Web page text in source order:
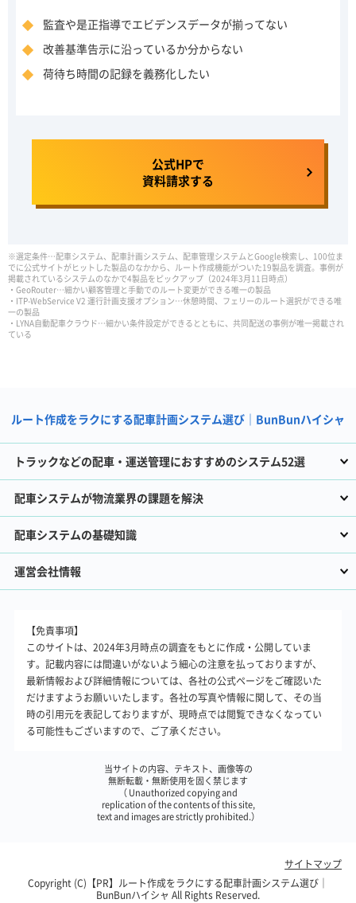
監査や是正指導でエビデンスデータが揃ってない
改善基準告示に沿っているか分からない
荷待ち時間の記録を義務化したい
公式HPで
資料請求する
※選定条件…配車システム、配車計画システム、配車管理システムとGoogle検索し、100位ま
でに公式サイトがヒットした製品のなかから、ルート作成機能がついた19製品を調査。事例が
掲載されているシステムのなかで4製品をピックアップ（2024年3月11日時点）
・GeoRouter…細かい顧客管理と手動でのルート変更ができる唯一の製品
・ITP-WebService V2 運行計画支援オプション…休憩時間、フェリーのルート選択ができる唯
一の製品
・LYNA自動配車クラウド…細かい条件設定ができるとともに、共同配送の事例が唯一掲載され
ている
ルート作成をラクにする配車計画システム選び｜BunBunハイシャ
トラックなどの配車・運送管理におすすめのシステム52選
配車システムが物流業界の課題を解決
配車システムの基礎知識
運営会社情報
【免責事項】
このサイトは、2024年3月時点の調査をもとに作成・公開していま
す。記載内容には間違いがないよう細心の注意を払っておりますが、
最新情報および詳細情報については、各社の公式ページをご確認いた
だけますようお願いいたします。各社の写真や情報に関して、その当
時の引用元を表記しておりますが、現時点では閲覧できなくなってい
る可能性もございますので、ご了承ください。
当サイトの内容、テキスト、画像等の
無断転載・無断使用を固く禁じます
（ Unauthorized copying and
replication of the contents of this site,
text and images are strictly prohibited.）
サイトマップ
Copyright (C)【PR】 ルート作成をラクにする配車計画システム選び｜
BunBunハイシャ All Rights Reserved.